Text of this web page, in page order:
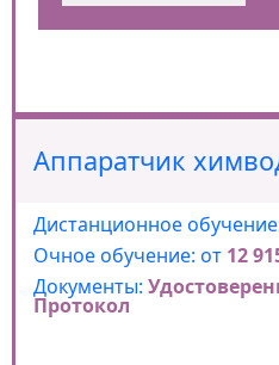
Аппаратчик
Дистанционное
Очное обучение: от 12
Документы:
Протокол